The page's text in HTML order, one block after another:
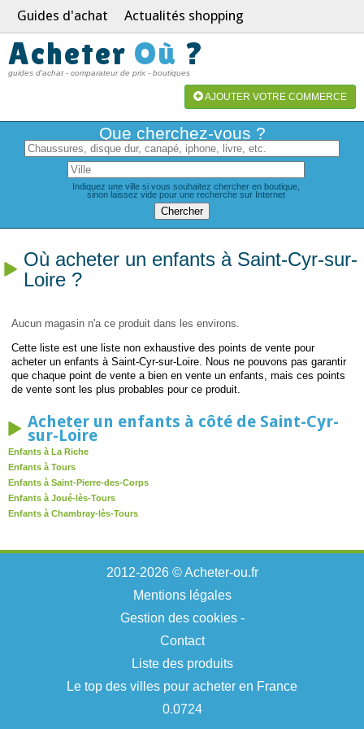
Guides d'achat Actualités shopping
Acheter Où ?
guides d'achat - comparateur de prix - boutiques
AJOUTER VOTRE COMMERCE
Que cherchez-vous ?
Indiquez une ville si vous souhaitez chercher en boutique,
sinon laissez vide pour une recherche sur Internet
Où acheter un enfants à Saint-Cyr-sur-
Loire ?
Aucun magasin n'a ce produit dans les environs.
Cette liste est une liste non exhaustive des points de vente pour
acheter un enfants à Saint-Cyr-sur-Loire. Nous ne pouvons pas garantir
que chaque point de vente a bien en vente un enfants, mais ces points
de vente sont les plus probables pour ce produit.
Acheter un enfants à côté de Saint-Cyr-
sur-Loire
Enfants à La Riche
Enfants à Tours
Enfants à Saint-Pierre-des-Corps
Enfants à Joué-lès-Tours
Enfants à Chambray-lès-Tours
2012-2026 © Acheter-ou.fr
Mentions légales
Gestion des cookies-
Contact
Liste des produits
Le top des villes pour acheter en France
0.0724